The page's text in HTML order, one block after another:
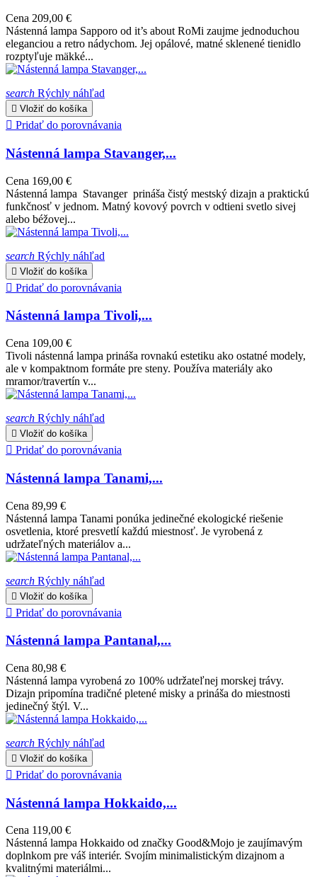
Cena 209,00 €
Nástenná lampa Sapporo od it’s about RoMi zaujme jednoduchou
eleganciou a retro nádychom. Jej opálové, matné sklenené tienidlo
rozptyľuje mäkké...
search Rýchly náhľad
 Vložiť do košíka
 Pridať do porovnávania
Nástenná lampa Stavanger,...
Cena 169,00 €
Nástenná lampa Stavanger prináša čistý mestský dizajn a praktickú
funkčnosť v jednom. Matný kovový povrch v odtieni svetlo sivej
alebo béžovej...
search Rýchly náhľad
 Vložiť do košíka
 Pridať do porovnávania
Nástenná lampa Tivoli,...
Cena 109,00 €
Tivoli nástenná lampa prináša rovnakú estetiku ako ostatné modely,
ale v kompaktnom formáte pre steny. Používa materiály ako
mramor/travertín v...
search Rýchly náhľad
 Vložiť do košíka
 Pridať do porovnávania
Nástenná lampa Tanami,...
Cena 89,99 €
Nástenná lampa Tanami ponúka jedinečné ekologické riešenie
osvetlenia, ktoré presvetlí každú miestnosť. Je vyrobená z
udržateľných materiálov a...
search Rýchly náhľad
 Vložiť do košíka
 Pridať do porovnávania
Nástenná lampa Pantanal,...
Cena 80,98 €
Nástenná lampa vyrobená zo 100% udržateľnej morskej trávy.
Dizajn pripomína tradičné pletené misky a prináša do miestnosti
jedinečný štýl. V...
search Rýchly náhľad
 Vložiť do košíka
 Pridať do porovnávania
Nástenná lampa Hokkaido,...
Cena 119,00 €
Nástenná lampa Hokkaido od značky Good&Mojo je zaujímavým
doplnkom pre váš interiér. Svojím minimalistickým dizajnom a
kvalitnými materiálmi...